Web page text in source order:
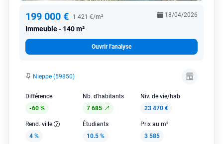
199 000 € 1 421 €/m²
Immeuble 140 m²
18/04/2026
Ouvrir l'analyse
Nieppe (59850)
Différence
-60 %
Nb. d'habitants
7 685
Niv. de vie/hab
23 470 €
Rend. ville
4 %
Étudiants
10.5 %
Prix au m²
3 585